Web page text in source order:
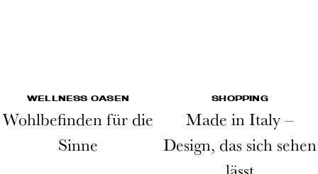
WELLNESS OASEN
Wohlbefinden für die
Sinne
SHOPPING
Made in Italy –
Design, das sich sehen